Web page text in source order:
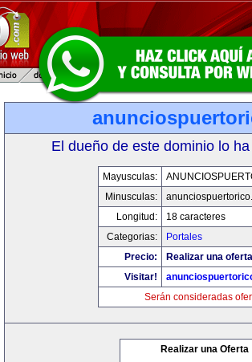
El dueño de este dominio lo
Mayusculas:
Minusculas:
Longitud:
18 caracteres
Categorias:
Portales
Precio:
Realizar una
Visitar!
Serán consideradas
Realizar una Oferta